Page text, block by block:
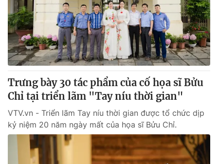
Trưng bày 30 tác phẩm của cố họa sĩ Bửu
Chỉ tại triển lãm "Tay níu thời gian"
VTV.vn - Triển lãm Tay níu thời gian được tổ chức dịp
kỷ niệm 20 năm ngày mất của họa sĩ Bửu Chỉ.